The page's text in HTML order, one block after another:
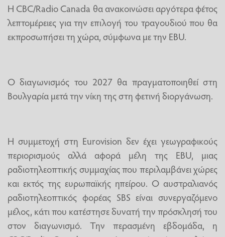
Η CBC/Radio Canada θα ανακοινώσει αργότερα φέτος
λεπτομέρειες για την επιλογή του τραγουδιού που θα
εκπροσωπήσει τη χώρα, σύμφωνα με την EBU.
Ο διαγωνισμός του 2027 θα πραγματοποιηθεί στη
Βουλγαρία μετά την νίκη της στη φετινή διοργάνωση.
Η συμμετοχή στη Eurovision δεν έχει γεωγραφικούς
περιορισμούς αλλά αφορά μέλη της EBU, μιας
ραδιοτηλεοπτικής συμμαχίας που περιλαμβάνει χώρες
και εκτός της ευρωπαϊκής ηπείρου. Ο αυστραλιανός
ραδιοτηλεοπτικός φορέας SBS είναι συνεργαζόμενο
μέλος, κάτι που κατέστησε δυνατή την πρόσκλησή του
στον διαγωνισμό. Την περασμένη εβδομάδα, η